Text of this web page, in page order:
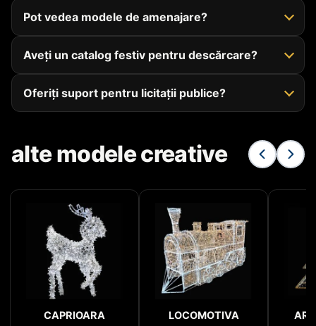
Pot vedea modele de amenajare?
Aveți un catalog festiv pentru descărcare?
Oferiți suport pentru licitații publice?
alte modele creative
CAPRIOARA LOCOMOTIVA